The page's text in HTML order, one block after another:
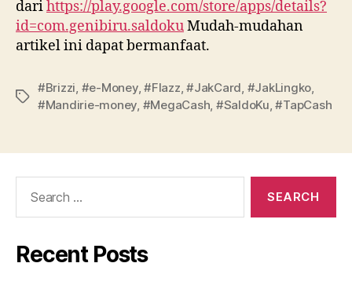
darihttps://play.google.com/store/apps/details?
id=com.genibiru.saldokuMudah-mudahan
artikel ini dapat bermanfaat.
Tags
#Brizzi, #e-Money,#Flazz,#JakCard, #JakLingko,
#Mandirie-money, #MegaCash, #SaldoKu,#TapCash
Recent Posts